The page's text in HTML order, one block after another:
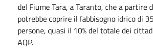
del Fiume Tara, a Taranto, che a partire
potrebbe coprire il fabbisogno idrico di
persone, quasi il 10% del totale dei
AQP.